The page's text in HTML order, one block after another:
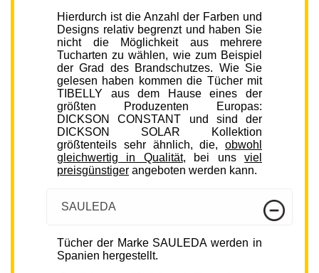
Hierdurch ist die Anzahl der Farben und
Designs relativ begrenzt und haben Sie
nicht die Möglichkeit aus mehrere
Tucharten zu wählen, wie zum Beispiel
der Grad des Brandschutzes. Wie Sie
gelesen haben kommen die Tücher mit
TIBELLY aus dem Hause eines der
größten Produzenten Europas:
DICKSON CONSTANT und sind der
DICKSON SOLAR Kollektion
größtenteils sehr ähnlich, die, obwohl
gleichwertig in Qualität, bei unsviel
preisgünstiger angeboten werden kann.
SAULEDA
Tücher der Marke SAULEDA werden in
Spanien hergestellt.